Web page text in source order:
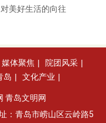
美好生活的向往
媒体聚焦 | 院团风采 |
岛 | 文化产业 |
青岛文明网
：青岛市崂山区云岭路5